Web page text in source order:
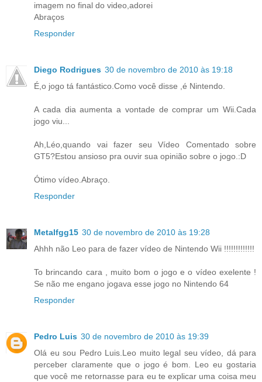
imagem no final do video,adorei
Abraços
Responder
Diego Rodrigues 30 de novembro de 2010 às 19:18
É,o jogo tá fantástico.Como você disse ,é Nintendo.
A cada dia aumenta a vontade de comprar um Wii.Cada
jogo viu...
Ah,Léo,quando vai fazer seu Vídeo Comentado sobre
GT5?Estou ansioso pra ouvir sua opinião sobre o jogo.:D
Ótimo vídeo.Abraço.
Responder
Metalfgg15 30 de novembro de 2010 às 19:28
Ahhh não Leo para de fazer vídeo de Nintendo Wii !!!!!!!!!!!!!
To brincando cara , muito bom o jogo e o vídeo exelente !
Se não me engano jogava esse jogo no Nintendo 64
Responder
Pedro Luis 30 de novembro de 2010 às 19:39
Olá eu sou Pedro Luis.Leo muito legal seu vídeo, dá para
perceber claramente que o jogo é bom. Leo eu gostaria
que você me retornasse para eu te explicar uma coisa meu